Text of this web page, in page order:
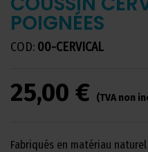
POIGNÉES
COD: 00-CERVICAL
25,00 € (TVA non
Fabriqués en matériau